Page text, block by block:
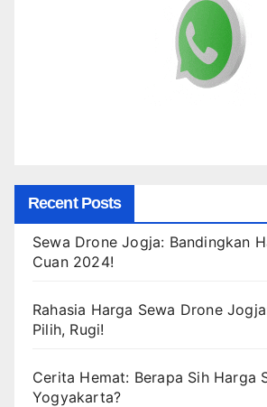
Recent Posts
Sewa Drone Jogja: Bandingkan
Cuan 2024!
Rahasia Harga Sewa Drone
Pilih, Rugi!
Cerita Hemat: Berapa Sih Harga
Yogyakarta?